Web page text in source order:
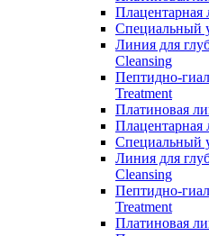
Плацентарная
Специальный
Линия для
Cleansing
Пептидно-
Treatment
Платиновая
Плацентарная
Специальный
Линия для
Cleansing
Пептидно-
Treatment
Платиновая